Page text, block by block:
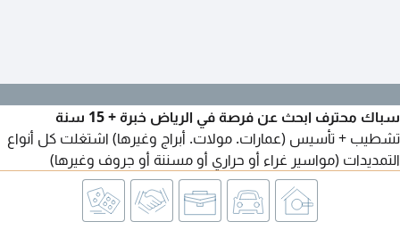
سباك محترف ابحث عن فرصة في الرياض خبرة + 15 سنة
تشطيب + تأسيس (عمارات. مولات. أبراج وغيرها) اشتغلت كل أنواع
التمديدات (مواسير غراء أو حراري أو مسننة أو جروف وغيرها)